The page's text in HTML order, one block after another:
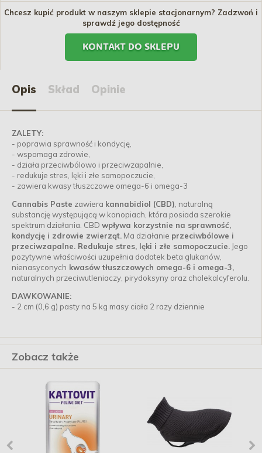
Chcesz kupić produkt w naszym sklepie stacjonarnym? Zadzwoń i
sprawdź jego dostępność
KONTAKT DO SKLEPU
Opis Skład Opinie
ZALETY:
- poprawia sprawność i kondycję,
- wspomaga zdrowie,
- działa przeciwbólowo i przeciwzapalnie,
- redukuje stres, lęki i złe samopoczucie,
- zawiera kwasy tłuszczowe omega-6 i omega-3
Cannabis Paste zawiera kannabidiol (CBD) , naturalną
substancję występującą w konopiach, która posiada szerokie
spektrum działania. CBD wpływa korzystnie na sprawność,
kondycję i zdrowie zwierząt. Ma działanie przeciwbólowe i
przeciwzapalne. Redukuje stres, lęki i złe samopoczucie. Jego
pozytywne właściwości uzupełnia dodatek beta glukanów,
nienasyconych kwasów tłuszczowych omega-6 i omega-3,
naturalnych przeciwutleniaczy, pirydoksyny oraz cholekalcyferolu.
DAWKOWANIE:
- 2 cm (0,6 g) pasty na 5 kg masy ciała 2 razy dziennie
Zobacz także